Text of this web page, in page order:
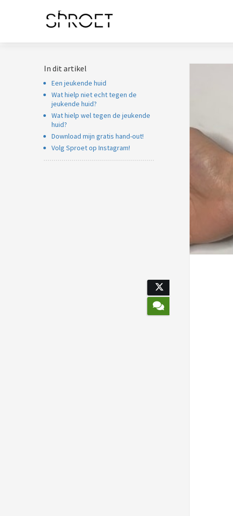
In dit artikel
Een jeukende huid
Wat hielp niet echt tegen de
jeukende huid?
Wat hielp wel tegen de jeukende
huid?
Download mijn gratis hand-out!
Volg Sproet op Instagram!
over
gedrag van een
gebruikt om
te volgen
kunnen
eigenaren